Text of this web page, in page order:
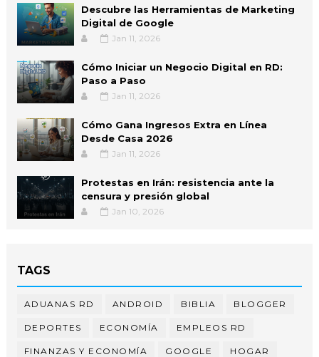
Descubre las Herramientas de Marketing
Digital de Google
Jan 11, 2026
Cómo Iniciar un Negocio Digital en RD:
Paso a Paso
Jan 11, 2026
Cómo Gana Ingresos Extra en Línea
Desde Casa 2026
Jan 11, 2026
Protestas en Irán: resistencia ante la
censura y presión global
Jan 10, 2026
TAGS
ADUANAS RD ANDROID BIBLIA BLOGGER
DEPORTES ECONOMÍA EMPLEOS RD
FINANZAS Y ECONOMÍA GOOGLE HOGAR